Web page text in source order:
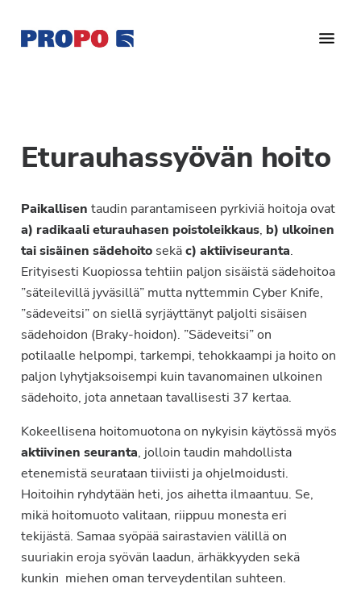
pääsisältöön
ensisijaiseen
sivupalkkiin
alatunnisteeseen
Suomen
eturauhassyöpäyhdistys
Ry
potilasjärjestö,
joka
perustettu
vuonna
1997.
Yhdistys
on
Suomen
Syöpäyhdistyksen
jäsenjärjestö.
Eturauhassyövän hoito
Paikallisen taudin parantamiseen pyrkiviä hoitoja ovat
a) radikaali eturauhasen poistoleikkaus, b) ulkoinen
tai sisäinen sädehoito sekäc) aktiiviseuranta.
Erityisesti Kuopiossa tehtiin paljon sisäistä sädehoitoa
”säteilevillä jyväsillä” mutta nyttemmin Cyber Knife,
”sädeveitsi” on siellä syrjäyttänyt paljolti sisäisen
sädehoidon (Braky-hoidon). ”Sädeveitsi” on
potilaalle helpompi, tarkempi, tehokkaampi ja hoito on
paljon lyhytjaksoisempi kuin tavanomainen ulkoinen
sädehoito, jota annetaan tavallisesti 37 kertaa.
Kokeellisena hoitomuotona on nykyisin käytössä myös
aktiivinen seuranta, jolloin taudin mahdollista
etenemistä seurataan tiiviisti ja ohjelmoidusti.
Hoitoihin ryhdytään heti, jos aihetta ilmaantuu. Se,
mikä hoitomuoto valitaan, riippuu monesta eri
tekijästä. Samaa syöpää sairastavien välillä on
suuriakin eroja syövän laadun, ärhäkkyyden sekä
kunkin miehen oman terveydentilan suhteen.